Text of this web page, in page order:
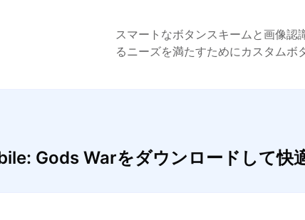
スマートなボタンスキームと画像認
るニーズを満たすためにカスタムボ
Gods Warをダウンロードして快